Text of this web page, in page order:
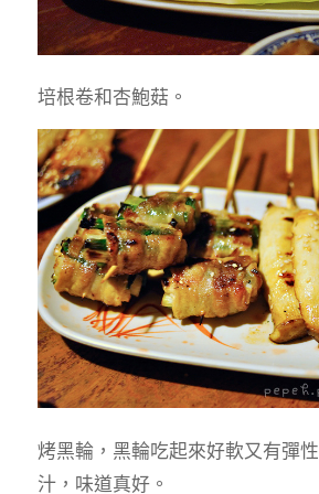
培根卷和杏鮑菇。
烤黑輪，黑輪吃起來好軟又有彈
汁，味道真好。